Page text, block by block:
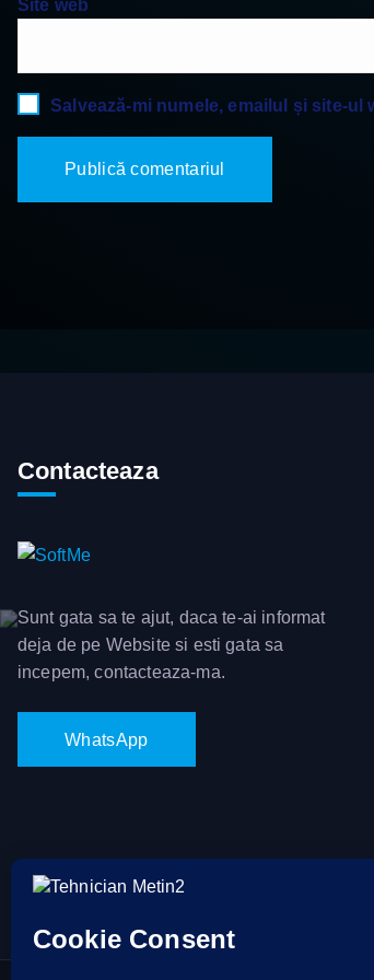
Site web
Salvează-mi numele, emailul și site-
Contacteaza
Sunt gata sa te ajut, daca te-ai informat
deja de pe Website si esti gata sa
incepem, contacteaza-ma.
WhatsApp